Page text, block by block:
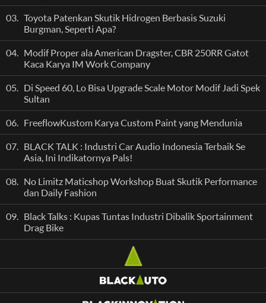
03. Toyota Patenkan Skutik Hidrogen Berbasis Suzuki
Burgman, Seperti Apa?
04. Modif Proper ala American Dragster, CBR 250RR Gatot
Kaca Karya IM Work Company
05. Di Speed 60, Lo Bisa Upgrade Scale Motor Modif Jadi Spek
Sultan
06. FreeflowKustom Karya Custom Paint yang Mendunia
07. BLACK TALK : Industri Car Audio Indonesia Terbaik Se
Asia, Ini Indikatornya Pals!
08. No Limitz Maticshop Workshop Buat Skutik Performance
dan Daily Fashion
09. Black Talks : Kupas Tuntas Industri Dibalik Sportainment
Drag Bike